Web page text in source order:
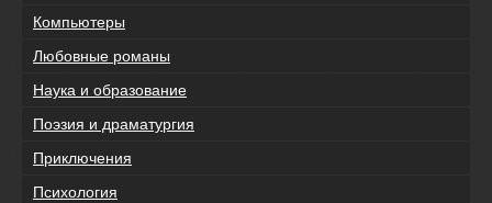
Компьютеры
Любовные романы
Наука и образование
Поэзия и драматургия
Приключения
Психология